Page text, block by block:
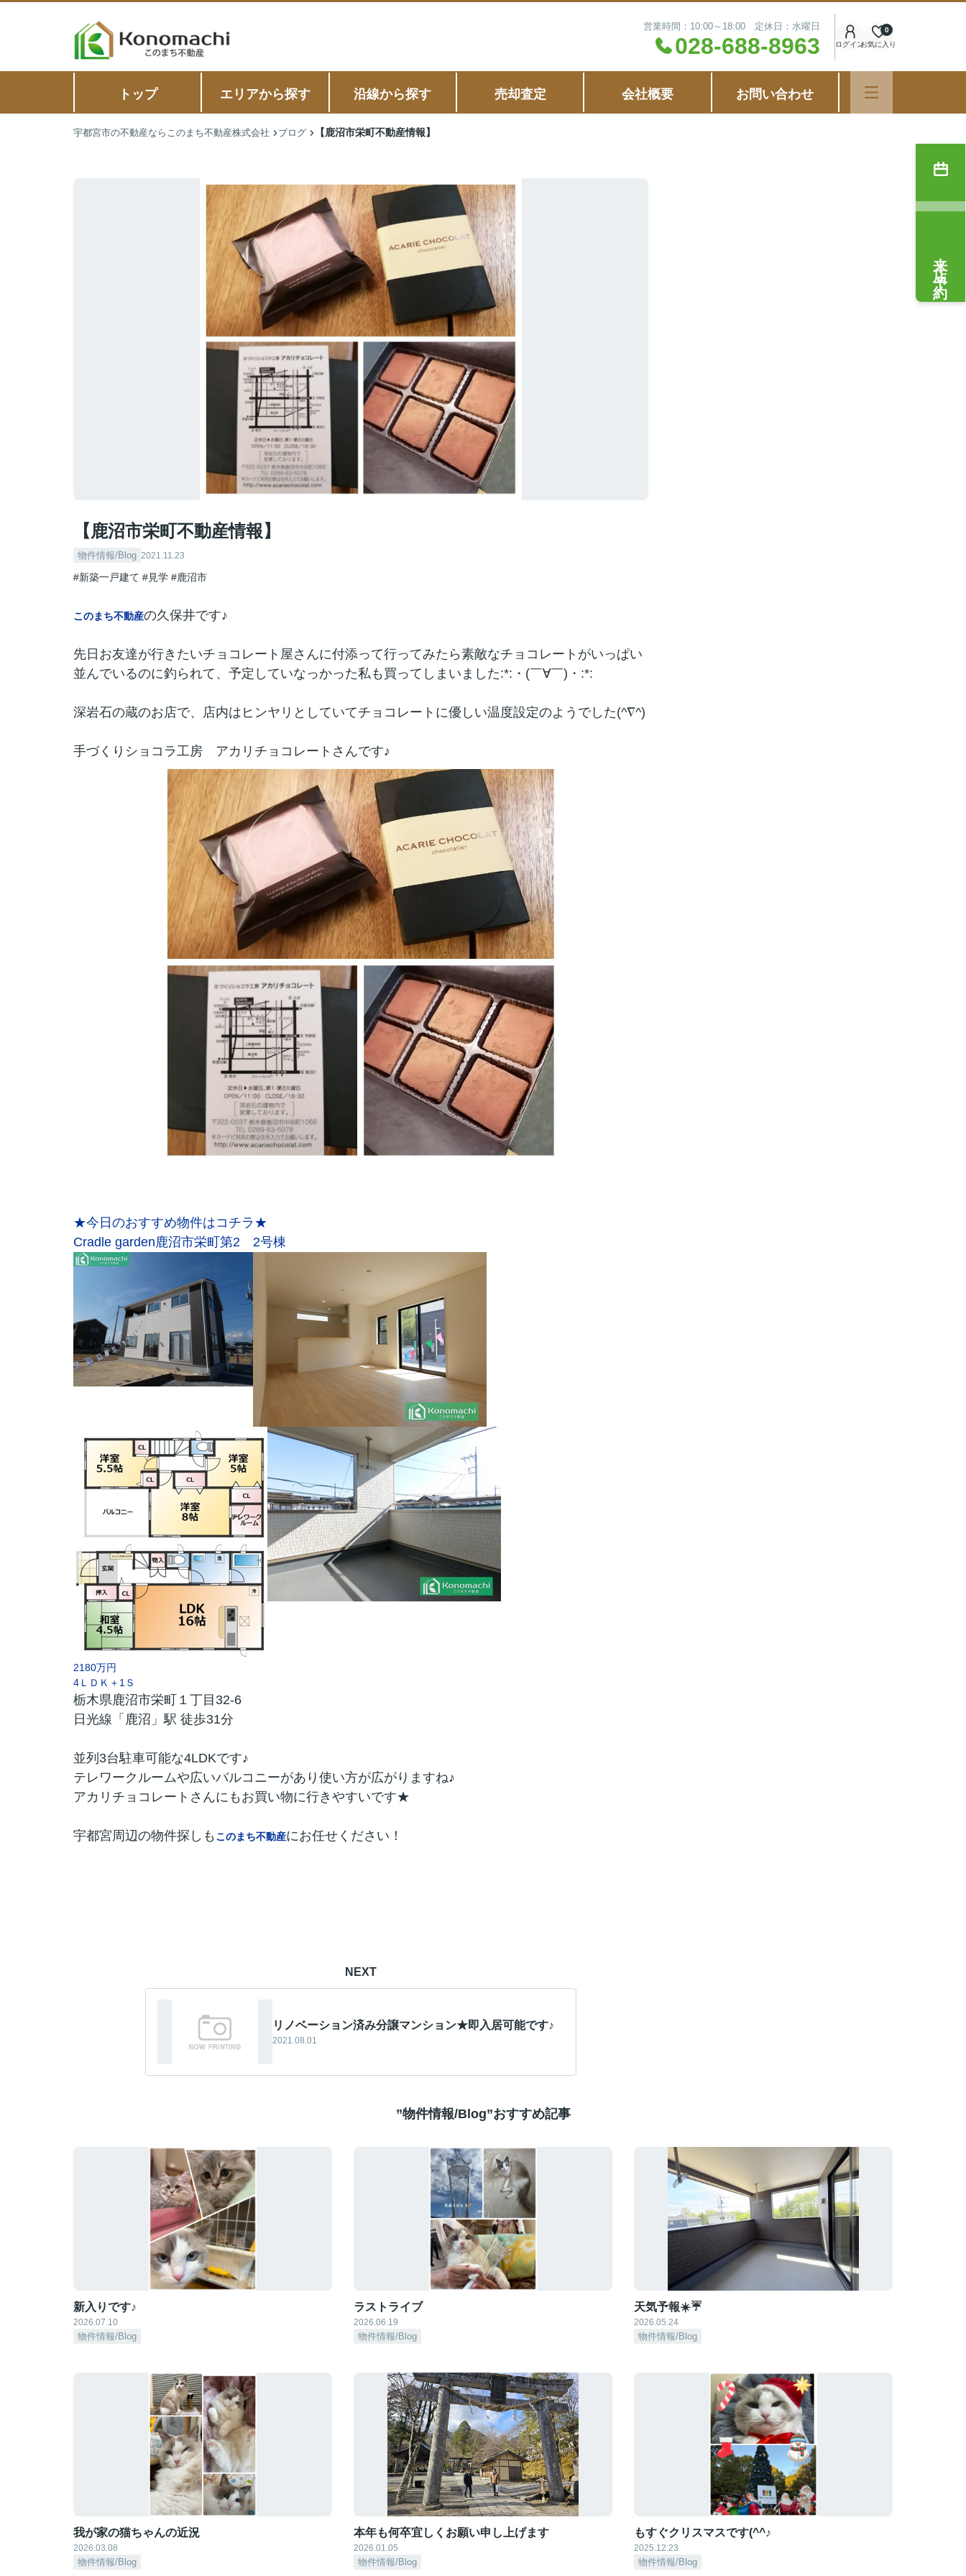
営業時間：10:00～18:00 定休日：水曜日
028-688-8963 ログインお気に入り
0
トップ エリアから探す 沿線から探す 売却査定 会社概要 お問い合わせ
宇都宮市の不動産ならこのまち不動産株式会社 ブログ 【鹿沼市栄町不動産情報】
【鹿沼市栄町不動産情報】
物件情報/Blog 2021.11.23
#新築一戸建て #見学 #鹿沼市
このまち不動産の久保井です♪
先日お友達が行きたいチョコレート屋さんに付添って行ってみたら素敵なチョコレートがいっぱい
並んでいるのに釣られて、予定していなっかった私も買ってしまいました:*:・(￣∀￣)・:*:
深岩石の蔵のお店で、店内はヒンヤリとしていてチョコレートに優しい温度設定のようでした(^∇^)
手づくりショコラ工房 アカリチョコレートさんです♪
★今日のおすすめ物件はコチラ★
Cradle garden鹿沼市栄町第2 2号棟
2180万円
4ＬＤＫ＋1Ｓ
栃木県鹿沼市栄町１丁目32-6
日光線「鹿沼」駅 徒歩31分
並列3台駐車可能な4LDKです♪
テレワークルームや広いバルコニーがあり使い方が広がりますね♪
アカリチョコレートさんにもお買い物に行きやすいです★
宇都宮周辺の物件探しも このまち不動産にお任せください！
NEXT
リノベーション済み分譲マンション★即入居可能です♪
2021.08.01
”物件情報/Blog”おすすめ記事
新入りです♪
2026.07.10
物件情報/Blog
ラストライブ
2026.06.19
物件情報/Blog
天気予報☀️☔
2026.05.24
物件情報/Blog
我が家の猫ちゃんの近況
2026.03.08
物件情報/Blog
本年も何卒宜しくお願い申し上げます
2026.01.05
物件情報/Blog
もすぐクリスマスです(^^♪
2025.12.23
物件情報/Blog
来店予約